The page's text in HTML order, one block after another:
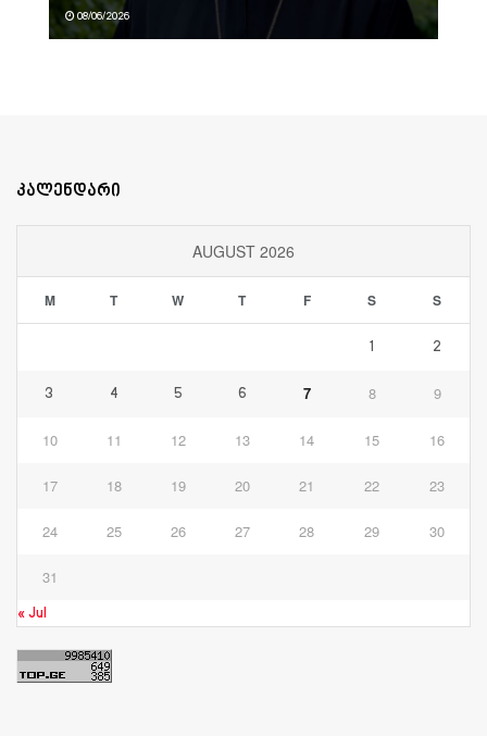
08/06/2026
კალენდარი
AUGUST 2026
M T W T F S S
1 2
3 4 5 6 7 8 9
10 11 12 13 14 15 16
17 18 19 20 21 22 23
24 25 26 27 28 29 30
31
« Jul